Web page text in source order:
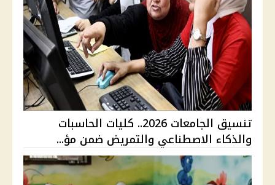
تنسيق الجامعات 2026.. كليات الحاسبات
والذكاء الاصطناعي والتمريض ضمن مؤ...